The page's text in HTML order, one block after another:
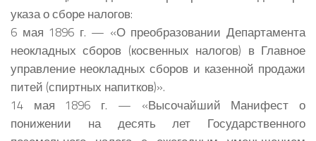
указа о сборе налогов:
6 мая 1896 г. — «О преобразовании Департамента
неокладных сборов (косвенных налогов) в Главное
управление неокладных сборов и казенной продажи
питей (спиртных напитков)».
14 мая 1896 г. — «Высочайший Манифест о
понижении на десять лет Государственного